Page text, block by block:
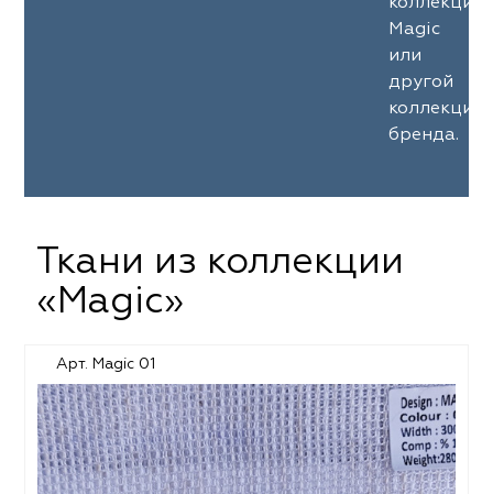
Magic
или
другой
коллекции
бренда.
Ткани из коллекции
«Magic»
Арт. Magic 01